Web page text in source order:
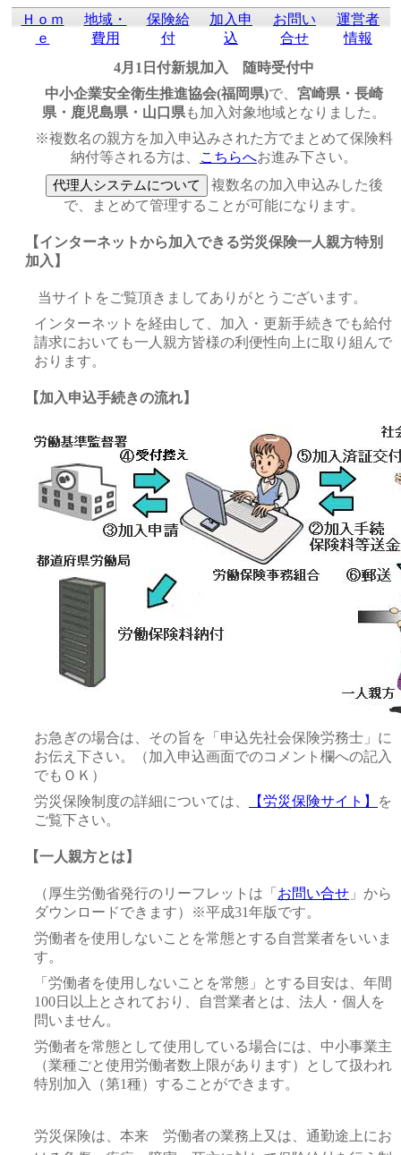
Ｈｏｍ
ｅ
地域・
費用
保険給
付
加入申
込
お問い
合せ
運営者
情報
4月1日付新規加入 随時受付中
中小企業安全衛生推進協会(福岡県)で、 宮崎県・長崎
県・鹿児島県・山口県も加入対象地域となりました。
※複数名の親方を加入申込みされた方でまとめて保険料
納付等される方は、
こちらへお進み下さい。
複数名の加入申込みした後
で、まとめて管理することが可能になります。
【インターネットから加入できる労災保険一人親方特別
加入】
当サイトをご覧頂きましてありがとうございます。
インターネットを経由して、加入・更新手続きでも給付
請求においても一人親方皆様の利便性向上に取り組んで
おります。
【加入申込手続きの流れ】
お急ぎの場合は、その旨を「申込先社会保険労務士」に
お伝え下さい。（加入申込画面でのコメント欄への記入
でもＯＫ）
労災保険制度の詳細については、
【労災保険サイト】
を
ご覧下さい。
【一人親方とは】
（厚生労働省発行のリーフレットは「 お問い合せ 」から
ダウンロードできます）※平成31年版です。
労働者を使用しないことを常態とする自営業者をいいま
す。
「労働者を使用しないことを常態」とする目安は、年間
100日以上とされており、自営業者とは、法人・個人を
問いません。
労働者を常態として使用している場合には、中小事業主
（業種ごと使用労働者数上限があります）として扱われ
特別加入（第1種）することができます。
労災保険は、本来 労働者の業務上又は、通勤途上にお